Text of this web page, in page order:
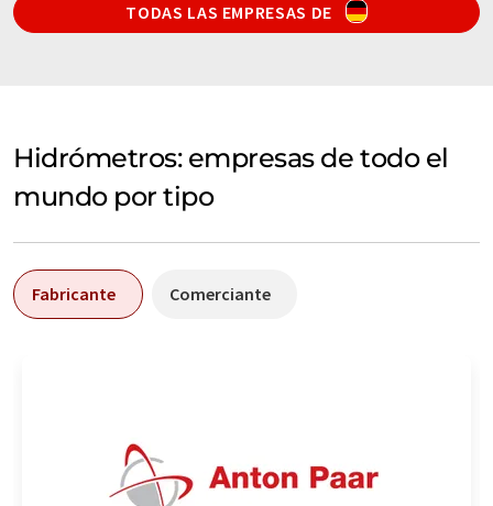
TODAS LAS EMPRESAS DE
Hidrómetros: empresas de todo el
mundo por tipo
Fabricante Comerciante